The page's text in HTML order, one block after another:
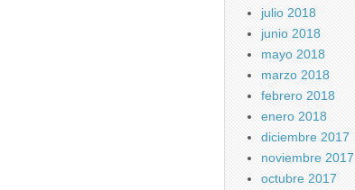
julio 2018
junio 2018
mayo 2018
marzo 2018
febrero 2018
enero 2018
diciembre 2017
noviembre 2017
octubre 2017